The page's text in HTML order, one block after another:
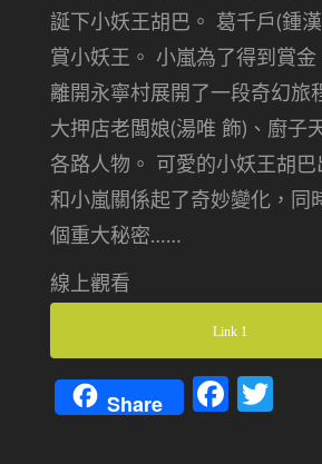
誕下小妖王胡巴。 葛千戶(鍾
賞小妖王。 小嵐為了得到賞金
離開永寧村展開了一段奇幻旅
大押店老闆娘(湯唯 飾)、廚子
各路人物。 可愛的小妖王胡巴
和小嵐關係起了奇妙變化，同
個重大秘密……
線上觀看
Link 1
Share